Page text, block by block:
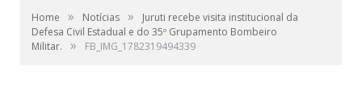
Home » Notícias »
Juruti recebe visita institucional da
Defesa Civil Estadual e do 35º Grupamento Bombeiro
Militar.
» FB_IMG_1782319494339